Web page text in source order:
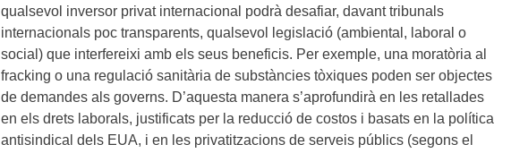
qualsevol inversor privat internacional podrà desafiar, davant tribunals
internacionals poc transparents, qualsevol legislació (ambiental, laboral o
social) que interfereixi amb els seus beneficis. Per exemple, una moratòria al
fracking o una regulació sanitària de substàncies tòxiques poden ser objectes
de demandes als governs. D’aquesta manera s’aprofundirà en les retallades
en els drets laborals, justificats per la reducció de costos i basats en la política
antisindical dels EUA, i en les privatitzacions de serveis públics (segons el